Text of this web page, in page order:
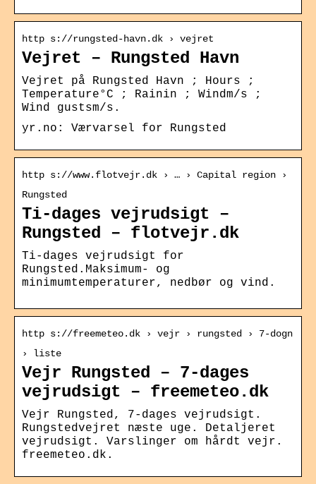
http s://rungsted-havn.dk › vejret
Vejret – Rungsted Havn
Vejret på Rungsted Havn ; Hours ;
Temperature°C ; Rainin ; Windm/s ;
Wind gustsm/s.
yr.no: Værvarsel for Rungsted
http s://www.flotvejr.dk › … › Capital region ›
Rungsted
Ti-dages vejrudsigt –
Rungsted – flotvejr.dk
Ti-dages vejrudsigt for
Rungsted.Maksimum- og
minimumtemperaturer, nedbør og vind.
http s://freemeteo.dk › vejr › rungsted › 7-dogn
› liste
Vejr Rungsted – 7-dages
vejrudsigt – freemeteo.dk
Vejr Rungsted, 7-dages vejrudsigt.
Rungstedvejret næste uge. Detaljeret
vejrudsigt. Varslinger om hårdt vejr.
freemeteo.dk.